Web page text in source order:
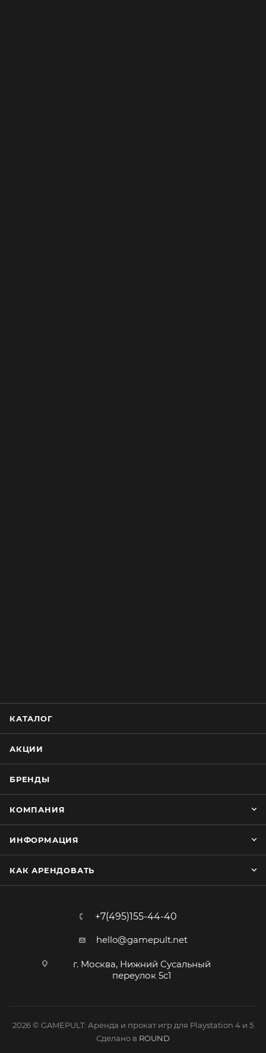
КАТАЛОГ
АКЦИИ
БРЕНДЫ
КОМПАНИЯ
ИНФОРМАЦИЯ
КАК АРЕНДОВАТЬ
+7(495)155-44-40
hello@gamepult.net
г. Москва, Нижний Сусальный
переулок 5с1
2026 © GAMEPULT: Аренда и прокат игр для Playstation 4 и 5
Сделано в ROUND